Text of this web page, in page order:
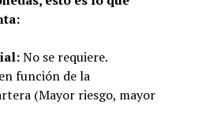
No se requiere.
función de la
(Mayor riesgo, mayor